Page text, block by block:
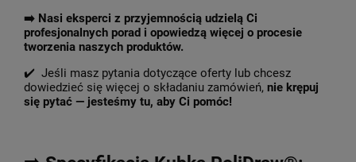
➡️ Nasi eksperci z przyjemnością udzielą Ci
profesjonalnych porad i opowiedzą więcej o procesie
tworzenia naszych produktów.
✔️ Jeśli masz pytania dotyczące oferty lub chcesz
dowiedzieć się więcej o składaniu zamówień, nie krępuj
się pytać — jesteśmy tu, aby Ci pomóc!